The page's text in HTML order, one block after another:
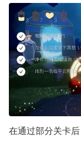
在通过部分关卡